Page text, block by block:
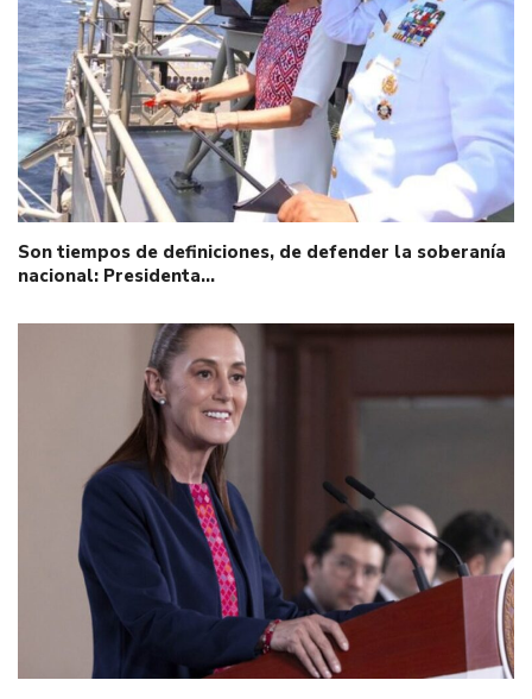
Son tiempos de definiciones, de defender la soberanía
nacional: Presidenta…